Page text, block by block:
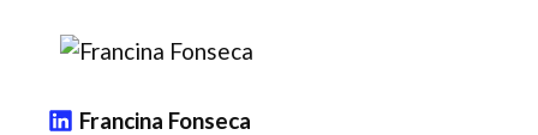
Francina Fonseca